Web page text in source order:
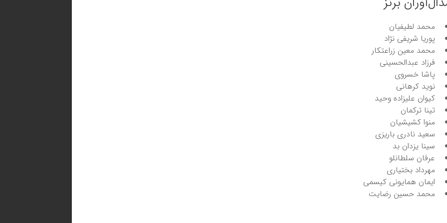
محمد لطیفیان
پوریا شریفی نژاد
محمد معین زراعتکار
فرزاد عبدالحسینی
پاشا خسروی
نوید کرهانی
کیوان علیزاده وحید
تینا ترکمان
منوا کشیشیان
سعید نادری باریزی
سینا یزدان بد
عرفان سلطانلو
مهرداد بختیاری
ایمان همایونی کیسمی
محمد حسین رضایت